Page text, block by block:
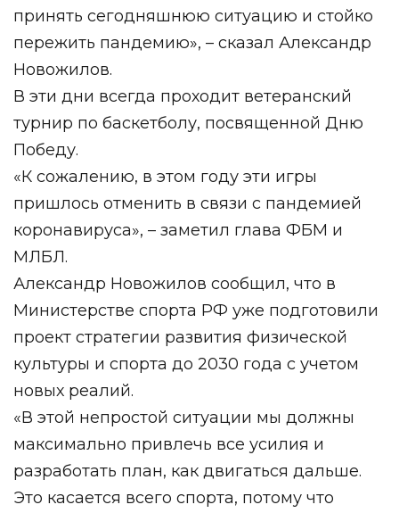
принять сегодняшнюю ситуацию и стойко
пережить пандемию», – сказал Александр
Новожилов.
В эти дни всегда проходит ветеранский
турнир по баскетболу, посвященной Дню
Победу.
«К сожалению, в этом году эти игры
пришлось отменить в связи с пандемией
коронавируса», – заметил глава ФБМ и
МЛБЛ.
Александр Новожилов сообщил, что в
Министерстве спорта РФ уже подготовили
проект стратегии развития физической
культуры и спорта до 2030 года с учетом
новых реалий.
«В этой непростой ситуации мы должны
максимально привлечь все усилия и
разработать план, как двигаться дальше.
Это касается всего спорта, потому что